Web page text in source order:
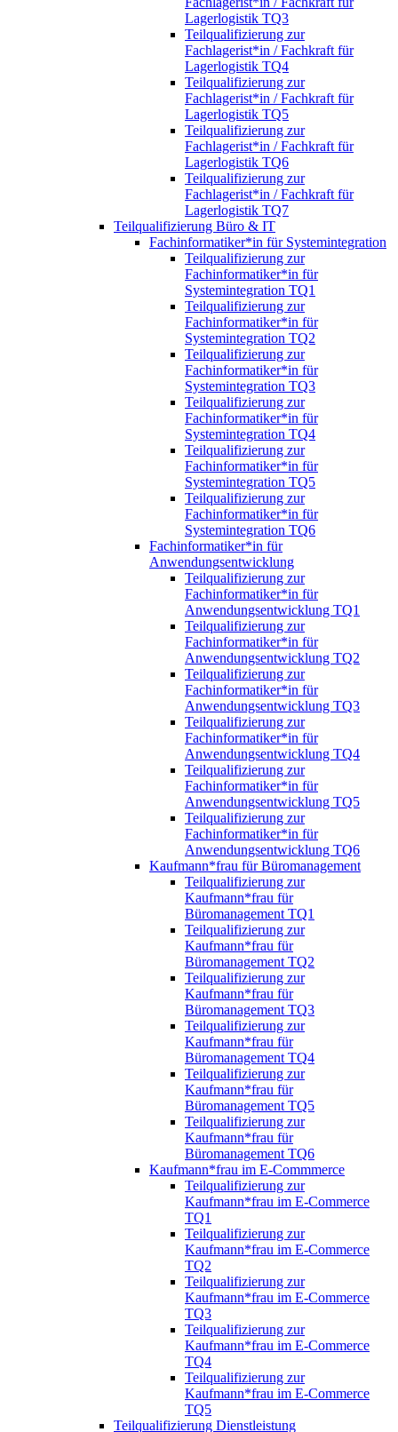
Lagerlogistik TQ3
Teilqualifizierung zur
Fachlagerist*in / Fachkraft für
Lagerlogistik TQ4
Teilqualifizierung zur
Fachlagerist*in / Fachkraft für
Lagerlogistik TQ5
Teilqualifizierung zur
Fachlagerist*in / Fachkraft für
Lagerlogistik TQ6
Teilqualifizierung zur
Fachlagerist*in / Fachkraft für
Lagerlogistik TQ7
Teilqualifizierung Büro & IT
Fachinformatiker*in für Systemintegration
Teilqualifizierung zur
Fachinformatiker*in für
Systemintegration TQ1
Teilqualifizierung zur
Fachinformatiker*in für
Systemintegration TQ2
Teilqualifizierung zur
Fachinformatiker*in für
Systemintegration TQ3
Teilqualifizierung zur
Fachinformatiker*in für
Systemintegration TQ4
Teilqualifizierung zur
Fachinformatiker*in für
Systemintegration TQ5
Teilqualifizierung zur
Fachinformatiker*in für
Systemintegration TQ6
Fachinformatiker*in für
Anwendungsentwicklung
Teilqualifizierung zur
Fachinformatiker*in für
Anwendungsentwicklung TQ1
Teilqualifizierung zur
Fachinformatiker*in für
Anwendungsentwicklung TQ2
Teilqualifizierung zur
Fachinformatiker*in für
Anwendungsentwicklung TQ3
Teilqualifizierung zur
Fachinformatiker*in für
Anwendungsentwicklung TQ4
Teilqualifizierung zur
Fachinformatiker*in für
Anwendungsentwicklung TQ5
Teilqualifizierung zur
Fachinformatiker*in für
Anwendungsentwicklung TQ6
Kaufmann*frau für Büromanagement
Teilqualifizierung zur
Kaufmann*frau für
Büromanagement TQ1
Teilqualifizierung zur
Kaufmann*frau für
Büromanagement TQ2
Teilqualifizierung zur
Kaufmann*frau für
Büromanagement TQ3
Teilqualifizierung zur
Kaufmann*frau für
Büromanagement TQ4
Teilqualifizierung zur
Kaufmann*frau für
Büromanagement TQ5
Teilqualifizierung zur
Kaufmann*frau für
Büromanagement TQ6
Kaufmann*frau im E-Commmerce
Teilqualifizierung zur
Kaufmann*frau im E-Commerce
TQ1
Teilqualifizierung zur
Kaufmann*frau im E-Commerce
TQ2
Teilqualifizierung zur
Kaufmann*frau im E-Commerce
TQ3
Teilqualifizierung zur
Kaufmann*frau im E-Commerce
TQ4
Teilqualifizierung zur
Kaufmann*frau im E-Commerce
TQ5
Teilqualifizierung Dienstleistung